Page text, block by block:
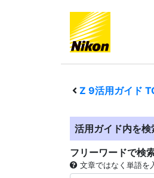
Z 9活用ガイド
活用ガイド内を検
フリーワードで検
文章ではなく単語を